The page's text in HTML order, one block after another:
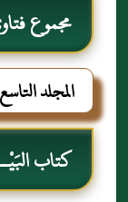
مجموع
المجلد
كتاب